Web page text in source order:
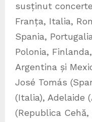
susținut
Franța, Italia,
Spania,
Polonia,
Argentina și
José Tomás
(Italia), Adelaide
(Republica